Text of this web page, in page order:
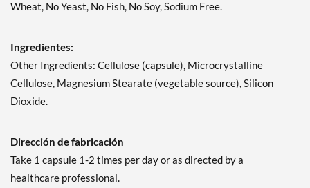
Wheat, No Yeast, No Fish, No Soy, Sodium Free.
Ingredientes:
Other Ingredients: Cellulose (capsule), Microcrystalline
Cellulose, Magnesium Stearate (vegetable source), Silicon
Dioxide.
Dirección de fabricación
Take 1 capsule 1-2 times per day or as directed by a
healthcare professional.